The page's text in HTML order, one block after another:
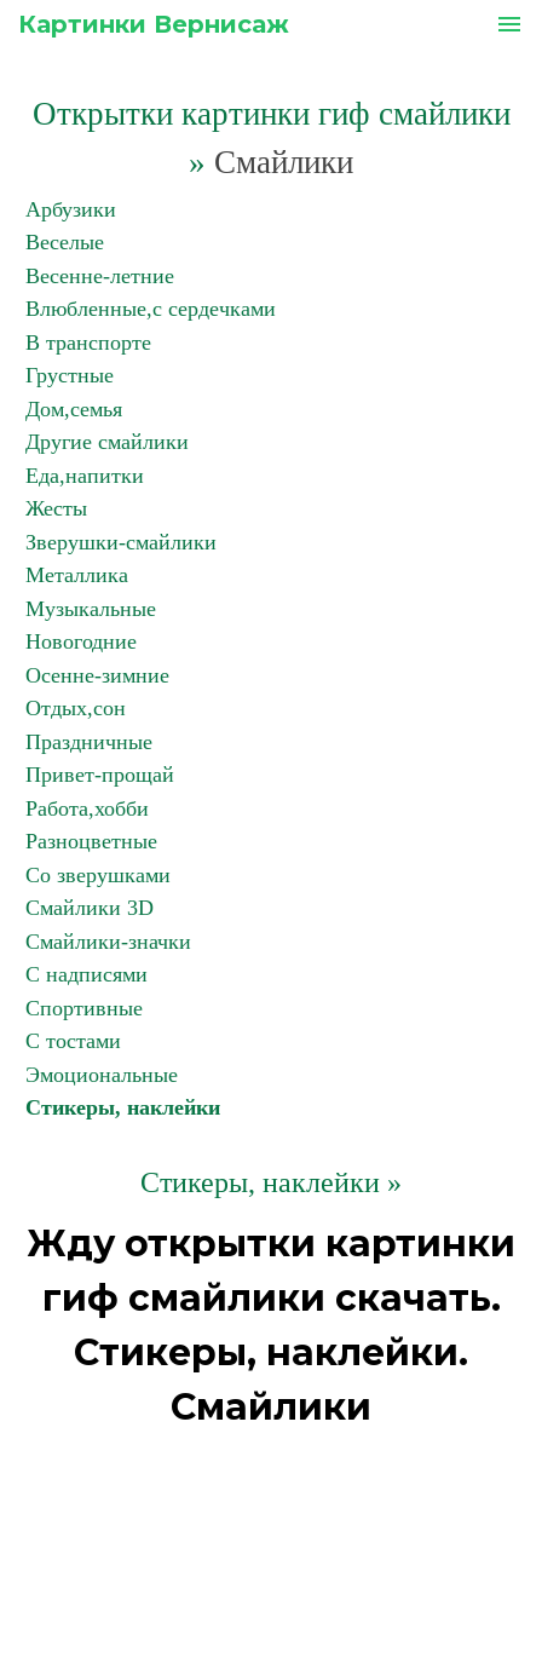
Картинки Вернисаж menu
Открытки картинки гиф смайлики
» Смайлики
Арбузики
Веселые
Весенне-летние
Влюбленные,с сердечками
В транспорте
Грустные
Дом,семья
Другие смайлики
Еда,напитки
Жесты
Зверушки-смайлики
Металлика
Музыкальные
Новогодние
Осенне-зимние
Отдых,сон
Праздничные
Привет-прощай
Работа,хобби
Разноцветные
Со зверушками
Смайлики 3D
Смайлики-значки
С надписями
Спортивные
С тостами
Эмоциональные
Стикеры, наклейки
Стикеры, наклейки »
Жду открытки картинки
гиф смайлики скачать.
Стикеры, наклейки.
Смайлики